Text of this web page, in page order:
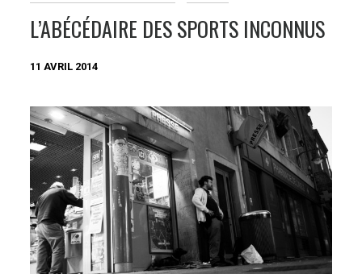
L’ABÉCÉDAIRE DES SPORTS INCONNUS
11 AVRIL 2014